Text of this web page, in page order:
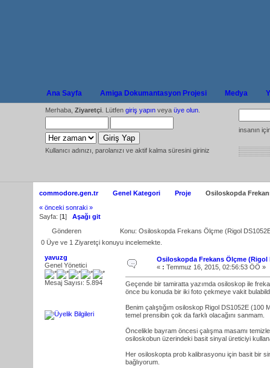
Ana Sayfa Amiga Dokumantasyon Projesi Medya
Merhaba, Ziyaretçi . Lütfen giriş yapın veya üye olun
Kullanıcı adınızı, parolanızı ve aktif kalma süresini giriniz
insanın
commodore.gen.tr Genel Kategori Proje
Osiloskopda
« önceki sonraki »
Sayfa: [1] Aşağı git
Gönderen
Konu: Osiloskopda Frekans Ölçme (Rigol
0 Üye ve 1 Ziyaretçi konuyu incelemekte.
yavuzg
Genel Yönetici
Mesaj Sayısı: 5.894
Osiloskopda Frekans Ölçme (Rigol
« : Temmuz 16, 2015, 02:56:53 ÖÖ »
Geçende bir tamiratta yazımda osiloskop ile
önce bu konuda bir iki foto çekmeye vakit
Benim çalıştığım osiloskop Rigol DS1052E
temel prensibin çok da farklı olacağını sanmam.
Öncelikle bayram öncesi çalışma masamı
osiloskobun üzerindeki basit sinyal üreticiyi
Her osiloskopta prob kalibrasyonu için basit bir
bağlıyorum.